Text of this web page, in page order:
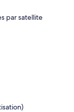
par satellite